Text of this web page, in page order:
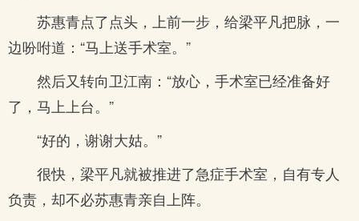
苏惠青点了点头，上前一步，给梁平凡把脉，一
边吩咐道：“马上送手术室。”
然后又转向卫江南：“放心，手术室已经准备好
了，马上上台。”
“好的，谢谢大姑。”
很快，梁平凡就被推进了急症手术室，自有专人
负责，却不必苏惠青亲自上阵。